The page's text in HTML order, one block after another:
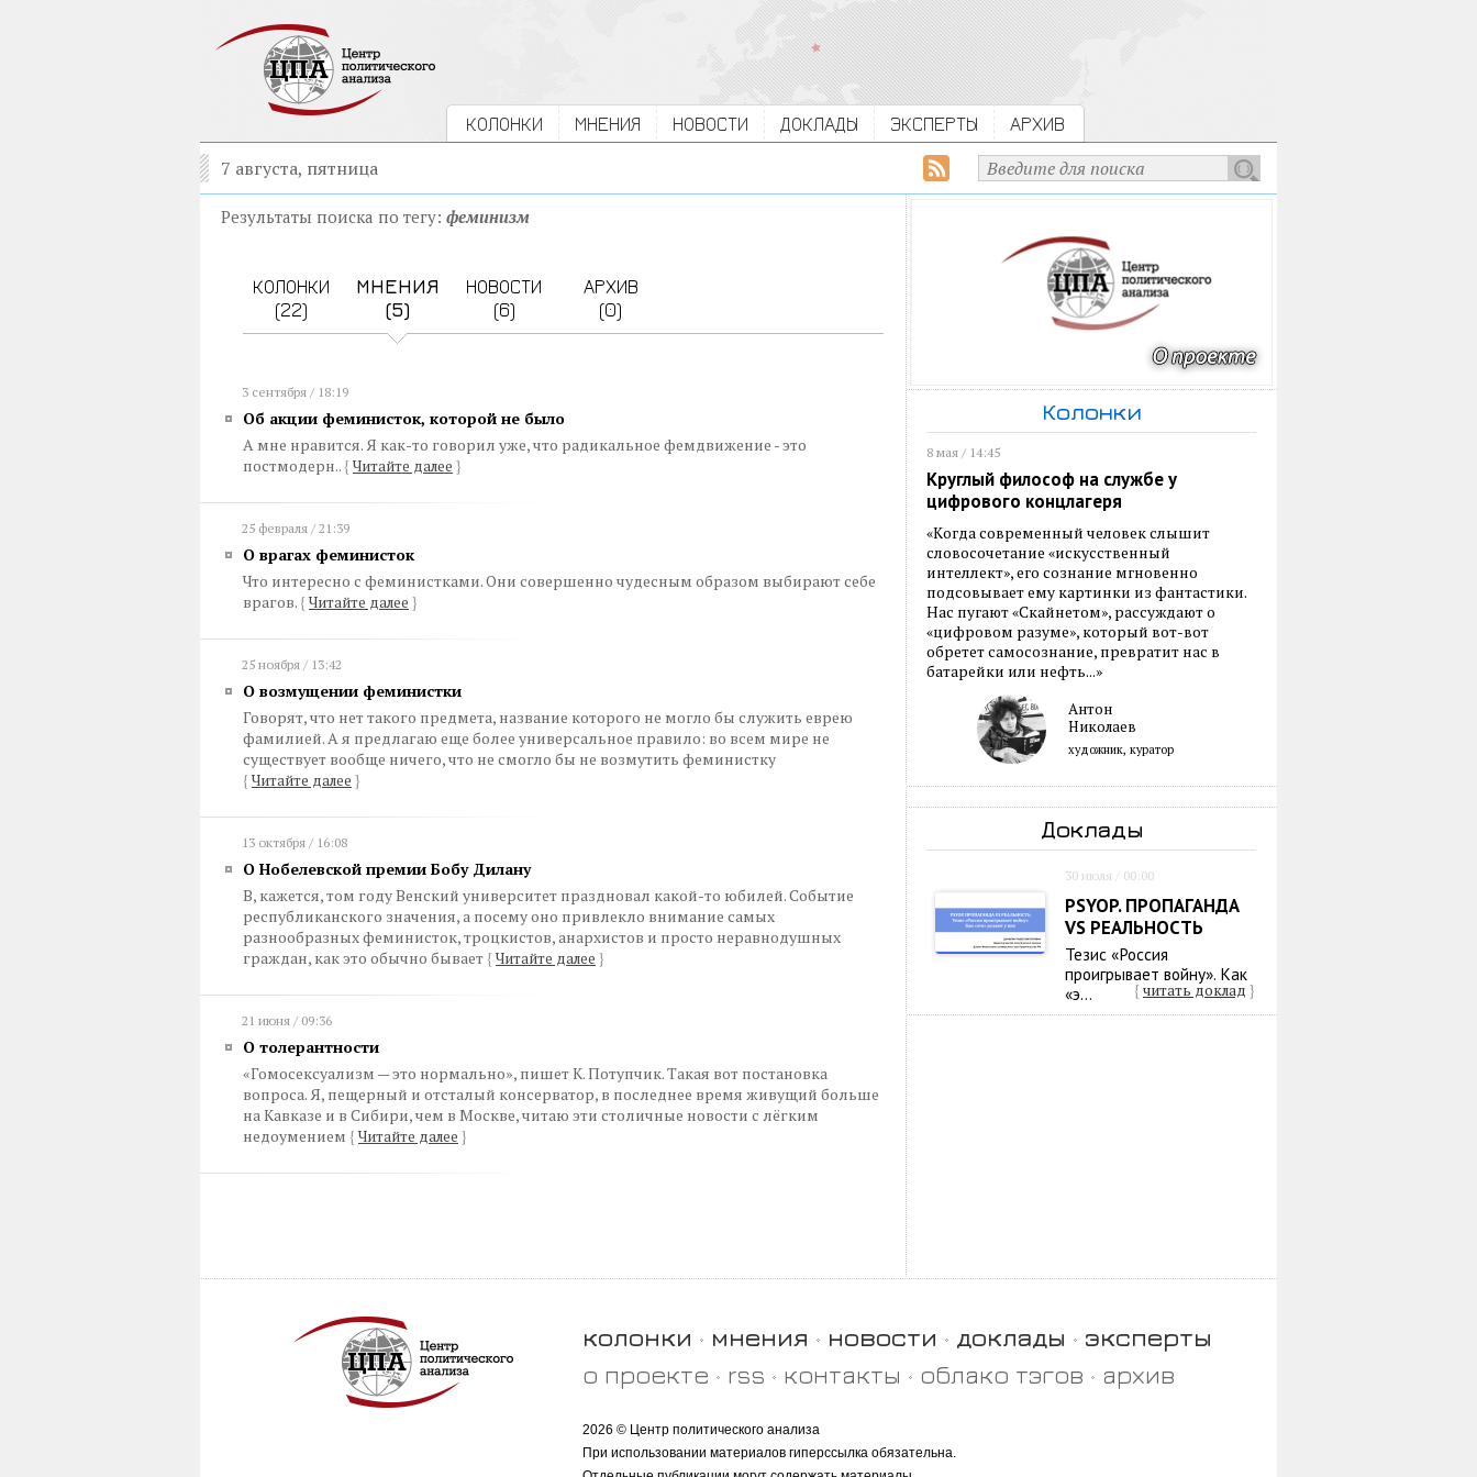
КОЛОНКИ МНЕНИЯ НОВОСТИ ДОКЛАДЫ ЭКСПЕРТЫ АРХИВ
7 августа, пятница
Результаты поиска по тегу: феминизм
КОЛОНКИ
(22)
МНЕНИЯ
(5)
НОВОСТИ
(6)
АРХИВ
(0)
3 сентября / 18:19
Об акции феминисток, которой не было
А мне нравится. Я как-то говорил уже, что радикальное фемдвижение - это
постмодерн.. { Читайте далее }
25 февраля / 21:39
О врагах феминисток
Что интересно с феминистками. Они совершенно чудесным образом выбирают себе
врагов. { Читайте далее }
25 ноября / 13:42
О возмущении феминистки
Говорят, что нет такого предмета, название которого не могло бы служить еврею
фамилией. А я предлагаю еще более универсальное правило: во всем мире не
существует вообще ничего, что не смогло бы не возмутить феминистку
{ Читайте далее }
13 октября / 16:08
О Нобелевской премии Бобу Дилану
В, кажется, том году Венский университет праздновал какой-то юбилей. Событие
республиканского значения, а посему оно привлекло внимание самых
разнообразных феминисток, троцкистов, анархистов и просто неравнодушных
граждан, как это обычно бывает { Читайте далее }
21 июня / 09:36
О толерантности
«Гомосексуализм — это нормально», пишет К. Потупчик. Такая вот постановка
вопроса. Я, пещерный и отсталый консерватор, в последнее время живущий больше
на Кавказе и в Сибири, чем в Москве, читаю эти столичные новости с лёгким
недоумением { Читайте далее }
Колонки
8 мая / 14:45
Круглый философ на службе у
цифрового концлагеря
«Когда современный человек слышит
словосочетание «искусственный
интеллект», его сознание мгновенно
подсовывает ему картинки из фантастики.
Нас пугают «Скайнетом», рассуждают о
«цифровом разуме», который вот-вот
обретет самосознание, превратит нас в
батарейки или нефть...»
Антон
Николаев
художник, куратор
Доклады
30 июля / 00:00
PSYOP. ПРОПАГАНДА
VS РЕАЛЬНОСТЬ
Тезис «Россия
проигрывает войну». Как
«э...
{ читать доклад }
колонки мнения новости доклады
эксперты
о проекте
rss контакты облако тэгов архив
2026 © Центр политического анализа
При использовании материалов гиперссылка обязательна.